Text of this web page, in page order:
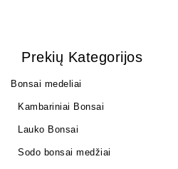
Prekių Kategorijos
Bonsai medeliai
Kambariniai Bonsai
Lauko Bonsai
Sodo bonsai medžiai